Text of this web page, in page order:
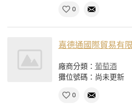
0
嘉德通國際貿易有
廠商分類： 葡萄酒
攤位號碼：尚未更新
0